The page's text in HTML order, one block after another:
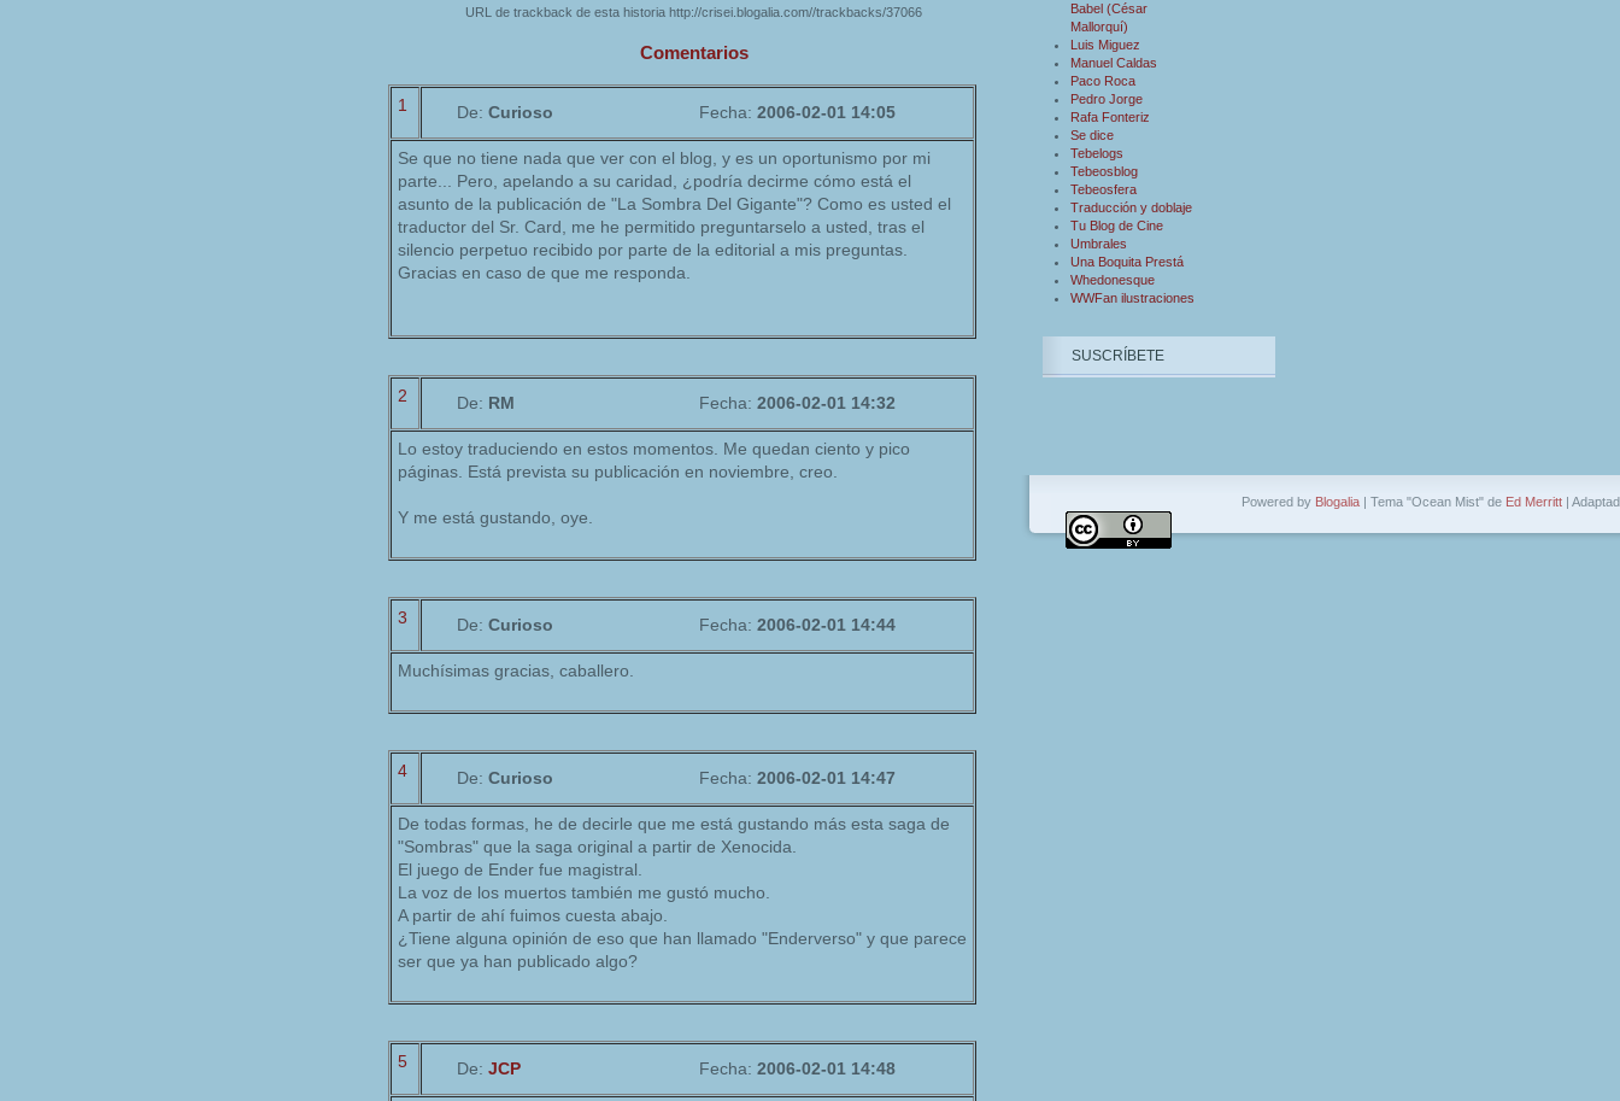
URL de trackback de esta historia http://crisei.blogalia.com//trackbacks/37066
Comentarios
1 De: Curioso Fecha: 2006-02-01 14:05
Se que no tiene nada que ver con el blog, y es un oportunismo por mi
parte... Pero, apelando a su caridad, ¿podría decirme cómo está el
asunto de la publicación de "La Sombra Del Gigante"? Como es usted el
traductor del Sr. Card, me he permitido preguntarselo a usted, tras el
silencio perpetuo recibido por parte de la editorial a mis preguntas.
Gracias en caso de que me responda.
2 De: RM Fecha: 2006-02-01 14:32
Lo estoy traduciendo en estos momentos. Me quedan ciento y pico
páginas. Está prevista su publicación en noviembre, creo.
Y me está gustando, oye.
3 De: Curioso Fecha: 2006-02-01 14:44
Muchísimas gracias, caballero.
4 De: Curioso Fecha: 2006-02-01 14:47
De todas formas, he de decirle que me está gustando más esta saga de
"Sombras" que la saga original a partir de Xenocida.
El juego de Ender fue magistral.
La voz de los muertos también me gustó mucho.
A partir de ahí fuimos cuesta abajo.
¿Tiene alguna opinión de eso que han llamado "Enderverso" y que parece
ser que ya han publicado algo?
5 De: JCP Fecha: 2006-02-01 14:48
Babel (César
Mallorquí)
Luis Miguez
Manuel Caldas
Paco Roca
Pedro Jorge
Rafa Fonteriz
Se dice
Tebelogs
Tebeosblog
Tebeosfera
Traducción y doblaje
Tu Blog de Cine
Umbrales
Una Boquita Prestá
Whedonesque
WWFan ilustraciones
SUSCRÍBETE
Powered by Blogalia | Tema "Ocean Mist" de Ed Merritt |